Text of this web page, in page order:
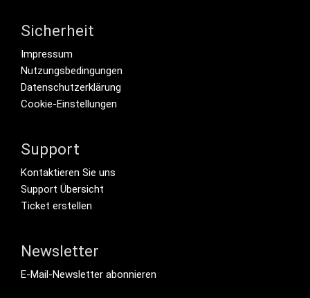
Sicherheit
Footer menu
Impressum
Nutzungsbedingungen
Datenschutzerklärung
Cookie-Einstellungen
Support
Footer Secondary Menu
Kontaktieren Sie uns
Support Übersicht
Ticket erstellen
Newsletter
Footer Tertiary
E-Mail-Newsletter abonnieren